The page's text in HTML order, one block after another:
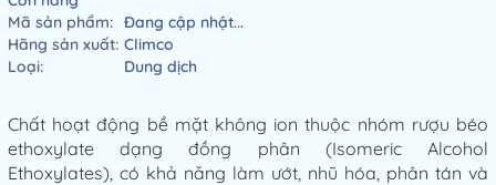
Mã sản phẩm: Đang cập nhật...
Hãng sản xuất: Climco
Loại:
Dung dịch
Chất hoạt động bề mặt không ion thuộc nhóm rượu béo
ethoxylate dạng đồng phân (Isomeric Alcohol
Ethoxylates), có khả năng làm ướt, nhũ hóa, phân tán và